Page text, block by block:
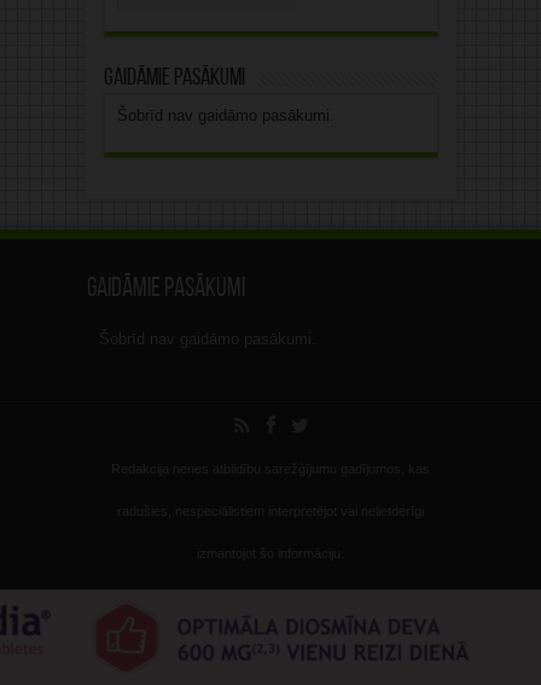
Gaidāmie pasākumi
Šobrīd nav gaidāmo pasākumi.
Gaidāmie pasākumi
Šobrīd nav gaidāmo pasākumi.
Redakcija nenes atbildību sarežģījumu gadījumos, kas
radušies, nespeciālistiem interpretējot vai nelietderīgi
izmantojot šo informāciju.